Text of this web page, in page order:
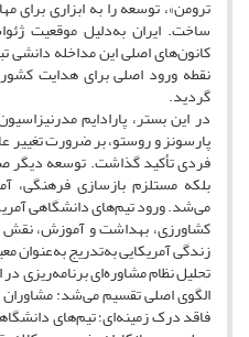
ترومن»، توسعه را به ابزاری
ساخت. ایران به‌دلیل موقعیت
کانون‌های اصلی این مداخله
نقطه ورود اصلی برای هدایت
گردید.
در این بستر، پارادایم
پارسونز و روستو، بر ضرورت تغییر
فردی تأکید گذاشت. توسعه دیگر
بلکه مستلزم بازسازی
می‌شد. ورود تیم‌های دانشگاهی
کشاورزی، بهداشت و آموزش، نقش
زندگی آمریکایی به‌تدریج به‌عنوان
تحلیل نظام مشاوره‌ای برنامه‌ریزی
الگوی اصلی تقسیم می‌شد: مشاوران
فاقد درک زمینه‌ای؛ تیم‌های